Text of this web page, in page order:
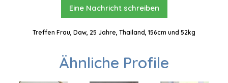
Eine Nachricht schreiben
Treffen Frau, Daw, 25 Jahre, Thailand, 156cm und 52kg
Ähnliche Profile